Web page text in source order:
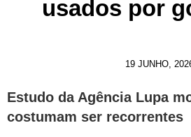
usados por
19 JUNHO,
Estudo da Agência Lupa
costumam ser recorrentes